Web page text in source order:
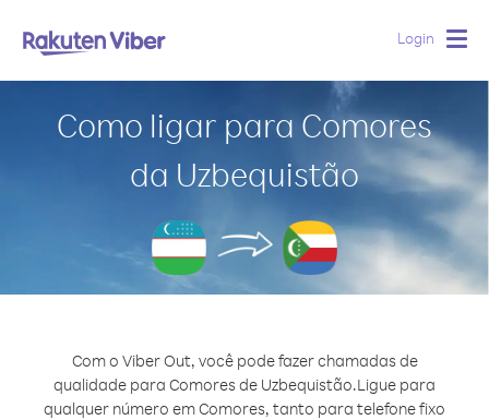
Login
Como ligar para Comores
da Uzbequistão
Com o Viber Out, você pode fazer chamadas de
qualidade para Comores de Uzbequistão.Ligue para
qualquer número em Comores, tanto para telefone fixo